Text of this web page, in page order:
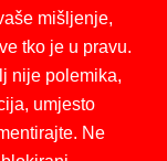
mišljenje,
tko je u pravu.
nije polemika,
umjesto
Ne